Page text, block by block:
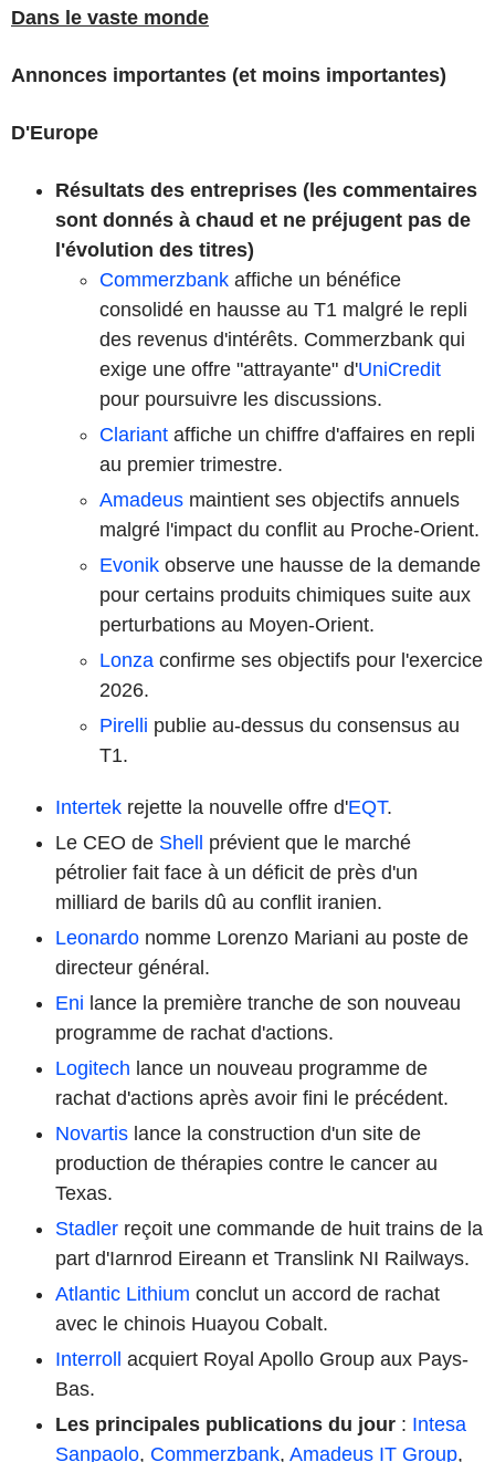
Dans le vaste monde
Annonces importantes (et moins importantes)
D'Europe
Résultats des entreprises (les commentaires
sont donnés à chaud et ne préjugent pas de
l'évolution des titres)
Commerzbank affiche un bénéfice
consolidé en hausse au T1 malgré le repli
des revenus d'intérêts. Commerzbank qui
exige une offre "attrayante" d'UniCredit
pour poursuivre les discussions.
Clariant affiche un chiffre d'affaires en repli
au premier trimestre.
Amadeus maintient ses objectifs annuels
malgré l'impact du conflit au Proche-Orient.
Evonik observe une hausse de la demande
pour certains produits chimiques suite aux
perturbations au Moyen-Orient.
Lonza confirme ses objectifs pour l'exercice
2026.
Pirelli publie au-dessus du consensus au
T1.
Intertek rejette la nouvelle offre d'EQT.
Le CEO de Shell prévient que le marché
pétrolier fait face à un déficit de près d'un
milliard de barils dû au conflit iranien.
Leonardo nomme Lorenzo Mariani au poste de
directeur général.
Eni lance la première tranche de son nouveau
programme de rachat d'actions.
Logitech lance un nouveau programme de
rachat d'actions après avoir fini le précédent.
Novartis lance la construction d'un site de
production de thérapies contre le cancer au
Texas.
Stadler reçoit une commande de huit trains de la
part d'Iarnrod Eireann et Translink NI Railways.
Atlantic Lithium conclut un accord de rachat
avec le chinois Huayou Cobalt.
Interroll acquiert Royal Apollo Group aux Pays-
Bas.
Les principales publications du jour : Intesa
Sanpaolo, Commerzbank, Amadeus IT Group,